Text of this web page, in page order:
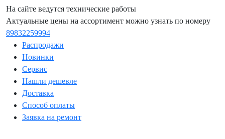
На сайте ведутся технические работы
Актуальные цены на ассортимент можно узнать по номеру
89832259994
Распродажи
Новинки
Сервис
Нашли дешевле
Доставка
Способ оплаты
Заявка на ремонт